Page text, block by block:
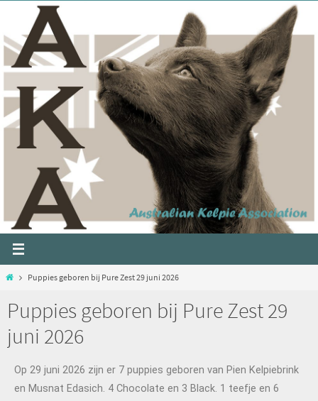
Puppies geboren bij Pure Zest 29 juni 2026
Puppies geboren bij Pure Zest 29
juni 2026
Op 29 juni 2026 zijn er 7 puppies geboren van Pien Kelpiebrink
en Musnat Edasich. 4 Chocolate en 3 Black. 1 teefje en 6